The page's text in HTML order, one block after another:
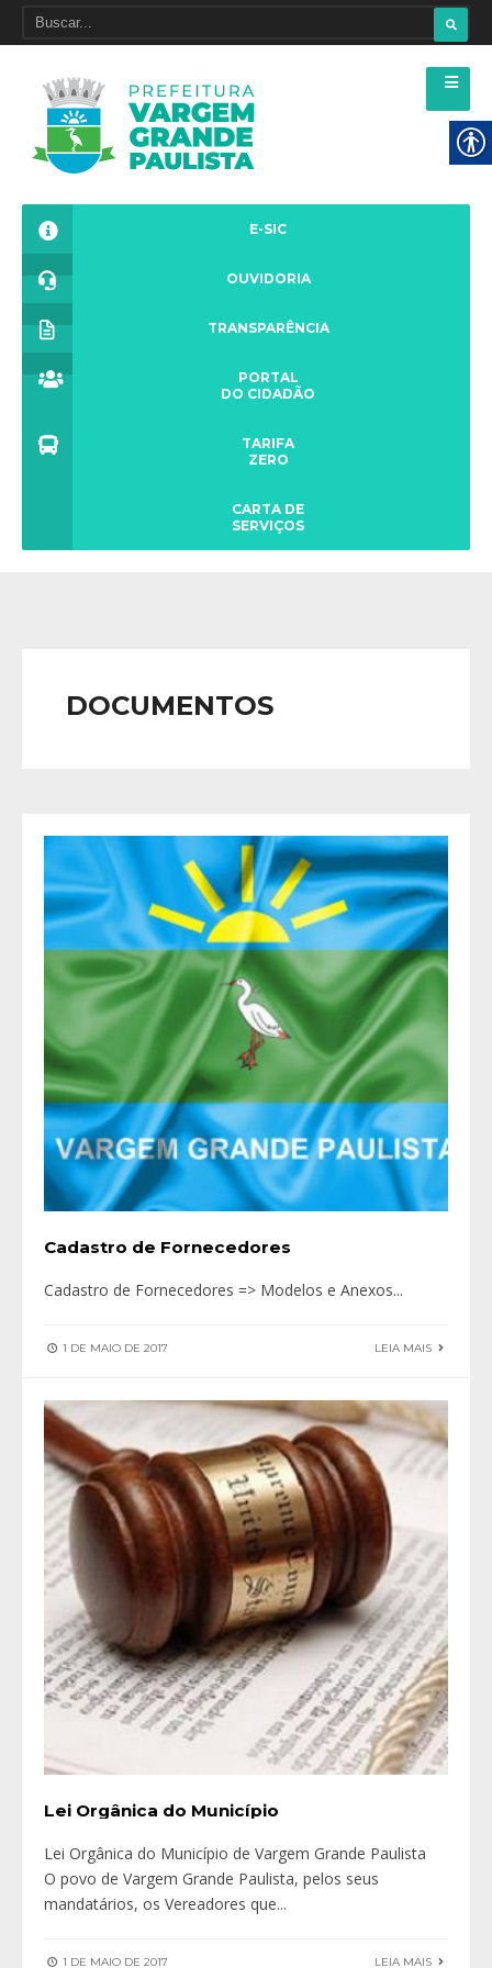
E-SIC
OUVIDORIA
TRANSPARÊNCIA
PORTAL
DO CIDADÃO
TARIFA
ZERO
CARTA DE
SERVIÇOS
DOCUMENTOS
Cadastro de Fornecedores
Cadastro de Fornecedores => Modelos e Anexos...
1 DE MAIO DE 2017 LEIA MAIS
Lei Orgânica do Município
Lei Orgânica do Município de Vargem Grande Paulista
O povo de Vargem Grande Paulista, pelos seus
mandatários, os Vereadores que...
1 DE MAIO DE 2017 LEIA MAIS